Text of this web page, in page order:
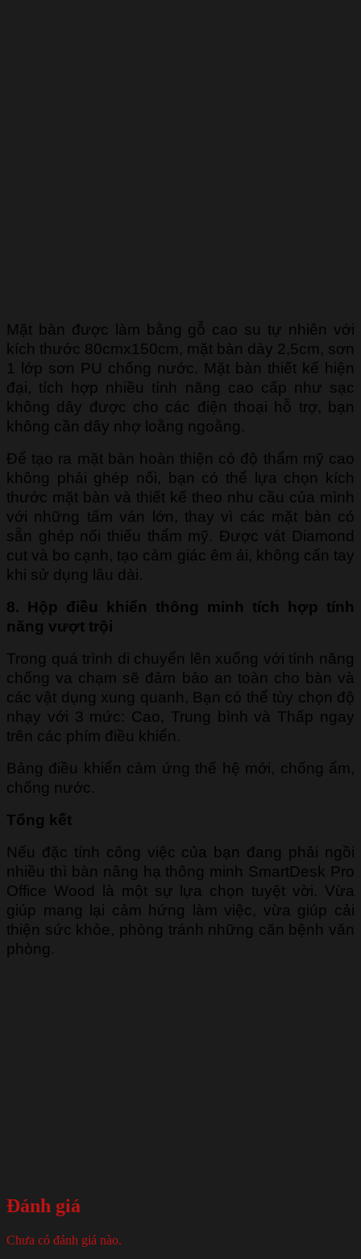
Mặt bàn được làm bằng gỗ cao su tự nhiên với
kích thước 80cmx150cm, mặt bàn dày 2,5cm, sơn
1 lớp sơn PU chống nước. Mặt bàn thiết kế hiện
đại, tích hợp nhiều tính năng cao cấp như sạc
không dây được cho các điện thoại hỗ trợ, bạn
không cần dây nhợ loằng ngoằng.
Để tạo ra mặt bàn hoàn thiện có độ thẩm mỹ cao
không phải ghép nối, bạn có thể lựa chọn kích
thước mặt bàn và thiết kế theo nhu cầu của mình
với những tấm ván lớn, thay vì các mặt bàn có
sẵn ghép nối thiếu thẩm mỹ. Được vát Diamond
cut và bo cạnh, tạo cảm giác êm ái, không cấn tay
khi sử dụng lâu dài.
8. Hộp điều khiển thông minh tích hợp tính
năng vượt trội
Trong quá trình di chuyển lên xuống với tính năng
chống va chạm sẽ đảm bảo an toàn cho bàn và
các vật dụng xung quanh, Bạn có thể tùy chọn độ
nhạy với 3 mức: Cao, Trung bình và Thấp ngay
trên các phím điều khiển.
Bảng điều khiển cảm ứng thế hệ mới, chống ẩm,
chống nước.
Tổng kết
Nếu đặc tính công việc của bạn đang phải ngồi
nhiều thì bàn nâng hạ thông minh SmartDesk Pro
Office Wood là một sự lựa chọn tuyệt vời. Vừa
giúp mang lại cảm hứng làm việc, vừa giúp cải
thiện sức khỏe, phòng tránh những căn bệnh văn
phòng.
Đánh giá
Chưa có đánh giá nào.